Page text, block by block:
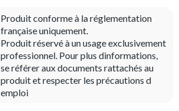
Produit conforme à la réglementation
française uniquement.
Produit réservé à un usage exclusivement
professionnel. Pour plus dinformations,
se référer aux documents rattachés au
produit et respecter les précautions d
emploi